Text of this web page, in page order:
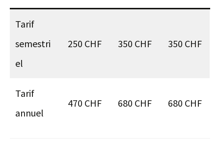
Tarif
semestri
el
250 CHF 350 CHF 350 CHF
Tarif
annuel
470 CHF 680 CHF 680 CHF